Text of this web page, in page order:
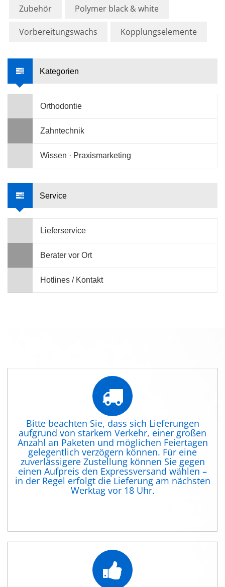
Zubehör Polymer black & white
Vorbereitungswachs Kopplungselemente
Kategorien
Orthodontie
Zahntechnik
Wissen · Praxismarketing
Service
Lieferservice
Berater vor Ort
Hotlines / Kontakt
Bitte beachten Sie, dass sich Lieferungen
aufgrund von starkem Verkehr, einer großen
Anzahl an Paketen und möglichen Feiertagen
gelegentlich verzögern können. Für eine
zuverlässigere Zustellung können Sie gegen
einen Aufpreis den Expressversand wählen –
in der Regel erfolgt die Lieferung am nächsten
Werktag vor 18 Uhr.